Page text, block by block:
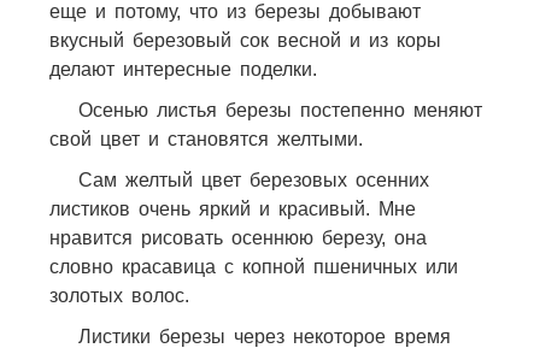
еще и потому, что из березы добывают
вкусный березовый сок весной и из коры
делают интересные поделки.
Осенью листья березы постепенно меняют
свой цвет и становятся желтыми.
Сам желтый цвет березовых осенних
листиков очень яркий и красивый. Мне
нравится рисовать осеннюю березу, она
словно красавица с копной пшеничных или
золотых волос.
Листики березы через некоторое время